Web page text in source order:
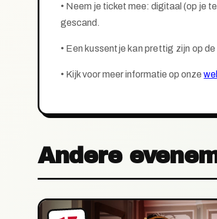
• Neem je ticket mee: digitaal (op je
gescand.
• Een kussentje kan prettig zijn op
• Kijk voor meer informatie op onze
Andere